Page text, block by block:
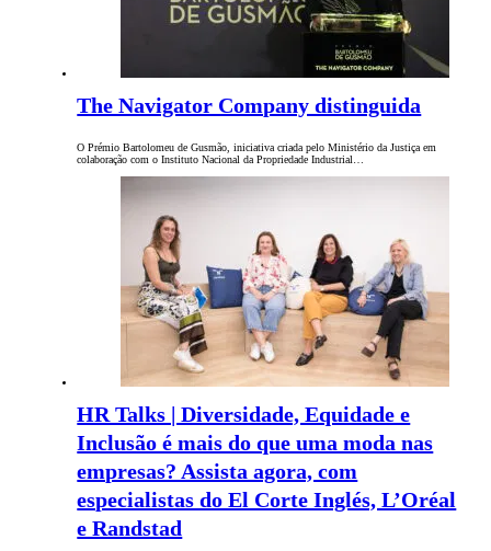
The Navigator Company distinguida
O Prémio Bartolomeu de Gusmão, iniciativa criada pelo Ministério da Justiça em
colaboração com o Instituto Nacional da Propriedade Industrial…
HR Talks | Diversidade, Equidade e
Inclusão é mais do que uma moda nas
empresas? Assista agora, com
especialistas do El Corte Inglés, L’Oréal
e Randstad